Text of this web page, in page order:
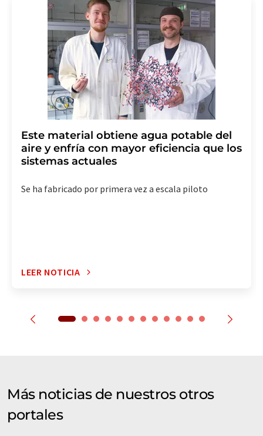
LUMITOS AG, Ernst-Augustin-Str. 2, 12489 Berlín
(Alemania) o por correo electrónico a
revoke@lumitos.com. Además, en cada correo
electrónico se incluye un enlace para anular la
suscripción al boletín informativo correspondiente.
Este material obtiene agua potable del
aire y enfría con mayor eficiencia que los
sistemas actuales
Se ha fabricado por primera vez a escala piloto
LEER NOTICIA
Más noticias de nuestros otros
portales